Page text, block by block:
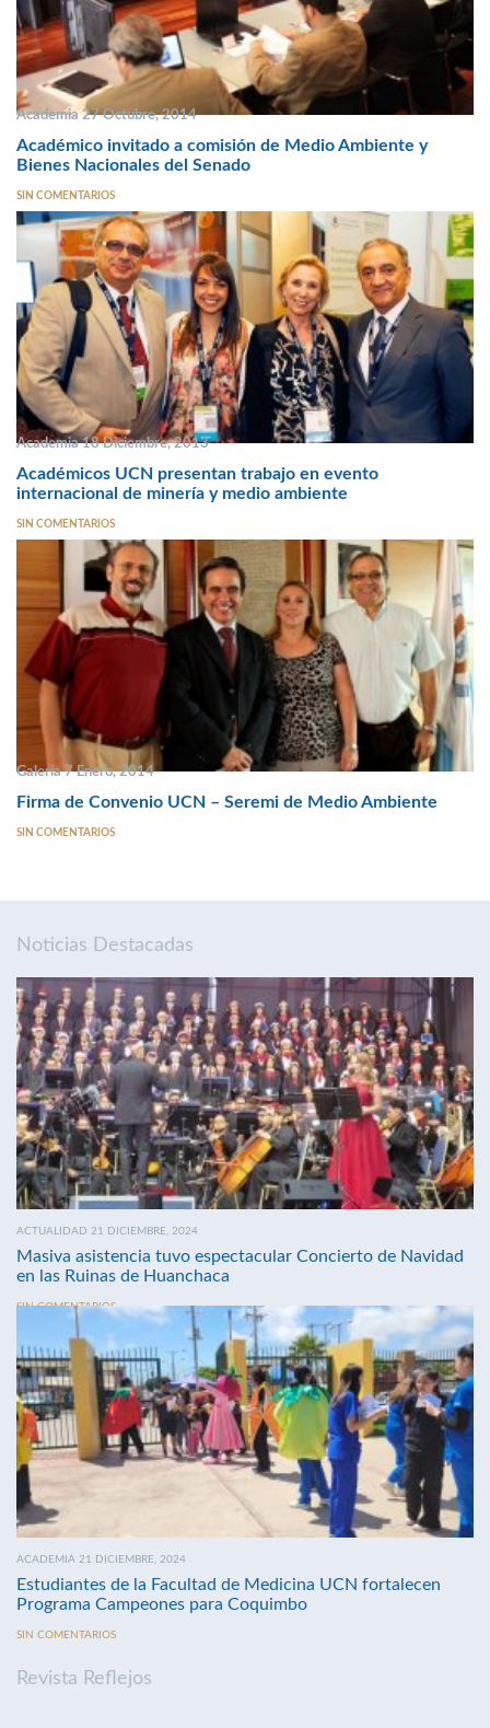
Academia 27 Octubre, 2014
Académico invitado a comisión de Medio Ambiente y
Bienes Nacionales del Senado
SIN COMENTARIOS
Academia 18 Diciembre, 2013
Académicos UCN presentan trabajo en evento
internacional de minería y medio ambiente
SIN COMENTARIOS
Galería 7 Enero, 2014
Firma de Convenio UCN – Seremi de Medio Ambiente
SIN COMENTARIOS
Noticias Destacadas
ACTUALIDAD 21 DICIEMBRE, 2024
Masiva asistencia tuvo espectacular Concierto de Navidad
en las Ruinas de Huanchaca
SIN COMENTARIOS
ACADEMIA 21 DICIEMBRE, 2024
Estudiantes de la Facultad de Medicina UCN fortalecen
Programa Campeones para Coquimbo
SIN COMENTARIOS
Revista Reflejos